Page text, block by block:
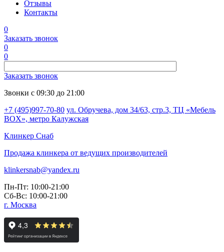
Отзывы
Контакты
0
Заказать звонок
0
0
Заказать звонок
Звонки с 09:30 до 21:00
+7 (495)997-70-80 ул. Обручева, дом 34/63, стр.3, ТЦ «Мебель
BOX», метро Калужская
Клинкер Снаб
Продажа клинкера от ведущих производителей
klinkersnab@yandex.ru
Пн-Пт: 10:00-21:00
Сб-Вс: 10:00-21:00
г. Москва